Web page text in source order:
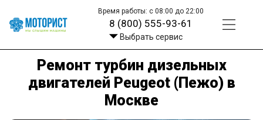
Время работы: с 08:00 до 22:00
8 (800) 555-93-61
Выбрать сервис
Ремонт турбин дизельных
двигателей Peugeot (Пежо) в
Москве